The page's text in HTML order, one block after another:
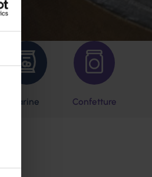
Farine Confetture